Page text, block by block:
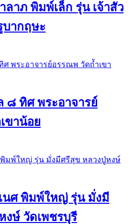
าภ พิมพ์เล็ก รุ่น เจ้าสัว
บากฤษะ
๘ ทิศ พระอาจารย์
ขาน้อย
นศ พิมพ์ใหญ่ รุ่น มั่งมี
งษ์ วัดเพชรบุรี